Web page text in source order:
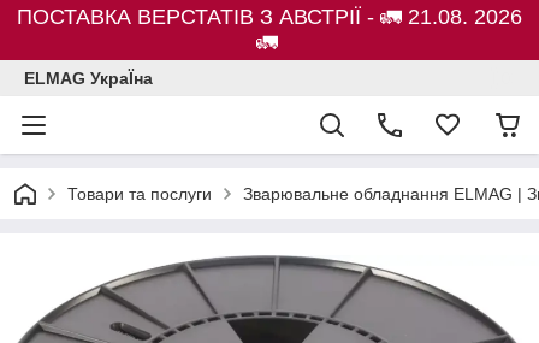
ПОСТАВКА ВЕРСТАТІВ З АВСТРІЇ - 🚛 21.08. 2026
🚛
ELMAG УкраЇна
Товари та послуги Зварювальне обладнання ELMAG |